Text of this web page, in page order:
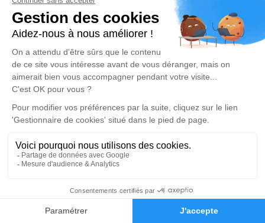
Faire-part Hommages
Nous vous invitons à utiliser cet espace pour
laisser vos condoléances.
Je rends hommage
Cérémonie civile
Ce service se déroulera dans l'intimité
Déroulé des obsèques